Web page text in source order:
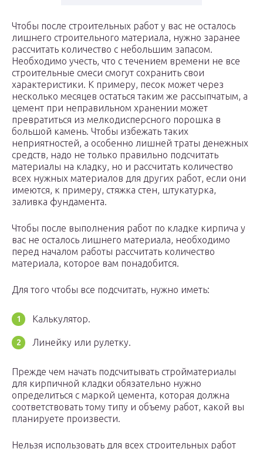
Чтобы после строительных работ у вас не осталось
лишнего строительного материала, нужно заранее
рассчитать количество с небольшим запасом.
Необходимо учесть, что с течением времени не все
строительные смеси смогут сохранить свои
характеристики. К примеру, песок может через
несколько месяцев остаться таким же рассыпчатым, а
цемент при неправильном хранении может
превратиться из мелкодисперсного порошка в
большой камень. Чтобы избежать таких
неприятностей, а особенно лишней траты денежных
средств, надо не только правильно подсчитать
материалы на кладку, но и рассчитать количество
всех нужных материалов для других работ, если они
имеются, к примеру, стяжка стен, штукатурка,
заливка фундамента.
Чтобы после выполнения работ по кладке кирпича у
вас не осталось лишнего материала, необходимо
перед началом работы рассчитать количество
материала, которое вам понадобится.
Для того чтобы все подсчитать, нужно иметь:
Калькулятор.
Линейку или рулетку.
Прежде чем начать подсчитывать стройматериалы
для кирпичной кладки обязательно нужно
определиться с маркой цемента, которая должна
соответствовать тому типу и объему работ, какой вы
планируете произвести.
Нельзя использовать для всех строительных работ